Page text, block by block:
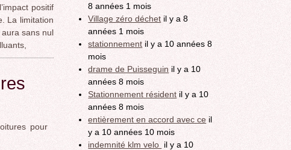
positif
La limitation
sans nul
pour
8 années 1 mois
Village zéro déchet il y a 8
années 1 mois
stationnement il y a 10 années 8
mois
drame de Puisseguin il y a 10
années 8 mois
Stationnement résident il y a 10
années 8 mois
entièrement en accord avec ce il
y a 10 années 10 mois
indemnité klm velo il y a 10